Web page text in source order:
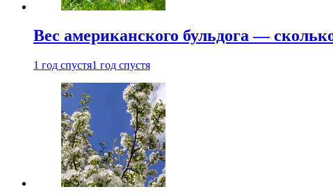
Вес американского бульдога —
1 год спустя1 год спустя